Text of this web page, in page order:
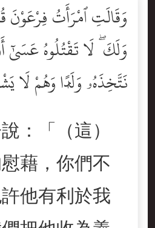
وَقَالَتِ ٱمْرَأَتُ
وَلَكَ ۖ لَا تَقْتُلُوهُ عَسَىٰٓ
نَتَّخِذَهُۥ وَلَدًۭا وَهُمْ لَا
：「（這）
藉，你們不
他有利於我